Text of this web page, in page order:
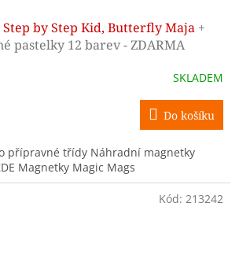
by Step Kid, Butterfly Maja +
pastelky 12 barev - ZDARMA
SKLADEM
Do košíku
přípravné třídy Náhradní magnetky
Magnetky Magic Mags
Kód: 213242